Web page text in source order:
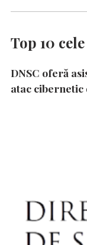
Top 10
DNSC oferă
atac